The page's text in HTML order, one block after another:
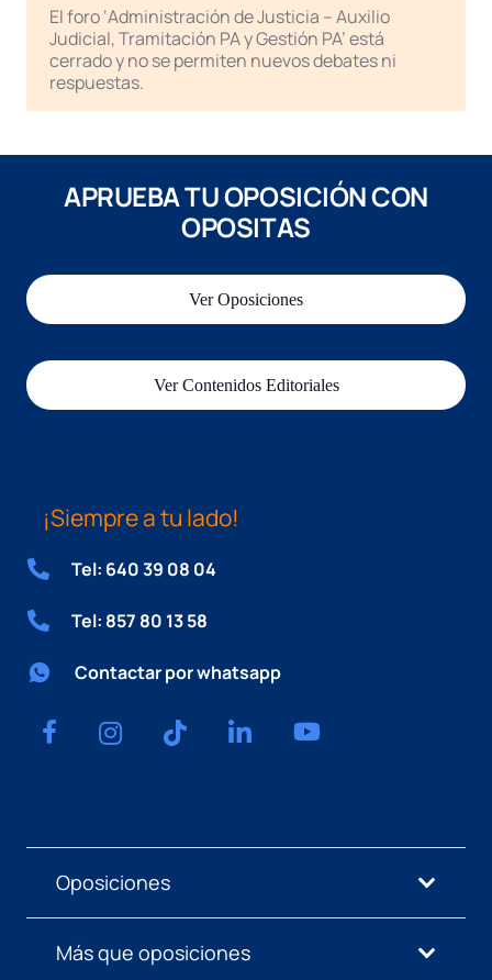
El foro ‘Administración de Justicia – Auxilio
Judicial, Tramitación PA y Gestión PA’ está
cerrado y no se permiten nuevos debates ni
respuestas.
APRUEBA TU OPOSICIÓN CON
OPOSITAS
Ver Oposiciones
Ver Contenidos Editoriales
¡Siempre a tu lado!
Tel: 640 39 08 04
Tel: 857 80 13 58
Contactar por whatsapp
Oposiciones
Más que oposiciones